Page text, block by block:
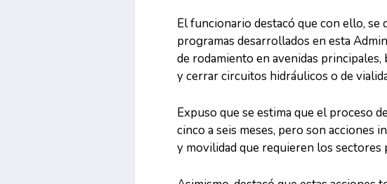
El funcionario destacó que con ello, se
programas desarrollados en esta
de rodamiento en avenidas
y cerrar circuitos hidráulicos o de
Expuso que se estima que el proceso
cinco a seis meses, pero son acciones
y movilidad que requieren los sectores